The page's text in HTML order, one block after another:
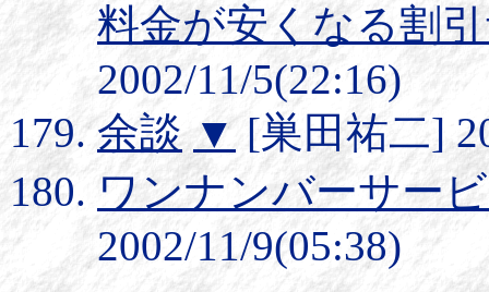
料金が安くなる割
2002/11/5(22:16)
余談 ▼ [巣田祐二]
ワンナンバーサー
2002/11/9(05:38)